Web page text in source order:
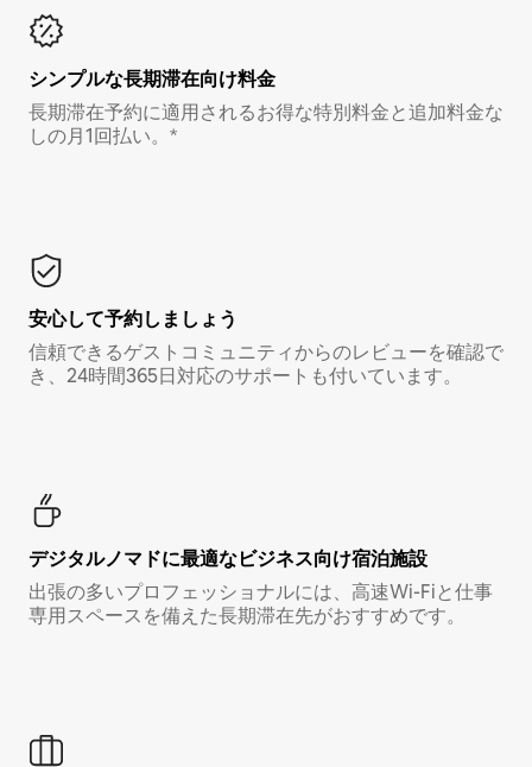
シンプルな長期滞在向け料金
長期滞在予約に適用されるお得な特別料金と追加料金な
しの月1回払い。*
安心して予約しましょう
信頼できるゲストコミュニティからのレビューを確認で
き、24時間365日対応のサポートも付いています。
デジタルノマド⁠に最⁠適⁠なビ⁠ジ⁠ネ⁠ス⁠向⁠け宿⁠泊⁠施⁠設
出張の多いプロフェッショナルには、高速Wi-Fiと仕事
専用スペースを備えた長期滞在先がおすすめです。